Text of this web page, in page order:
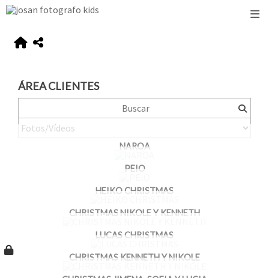
ÁREA CLIENTES
NAROA
PEIO
HEIKO CHRISTMAS
CHRISTMAS NIKOLE Y KENNETH
LUCAS CHRISTMAS
CHRISTMAS KENNETH Y NIKOLE